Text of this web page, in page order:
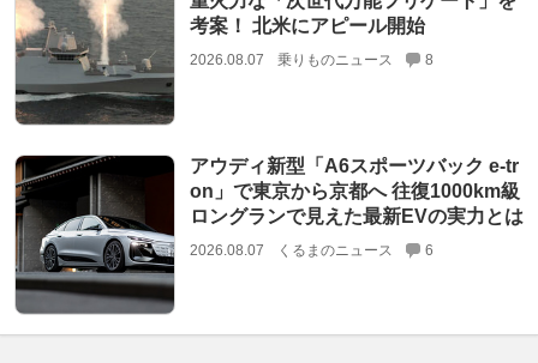
考案！ 北米にアピール開始
2026.08.07 乗りものニュース 8
アウディ新型「A6スポーツバック e-tr
on」で東京から京都へ 往復1000km級
ロングランで見えた最新EVの実力とは
2026.08.07 くるまのニュース 6